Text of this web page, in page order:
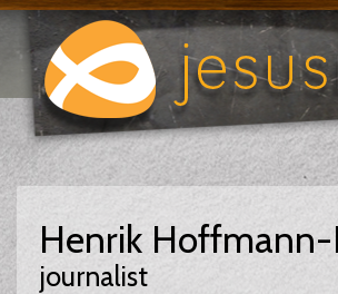
Henrik
journalist